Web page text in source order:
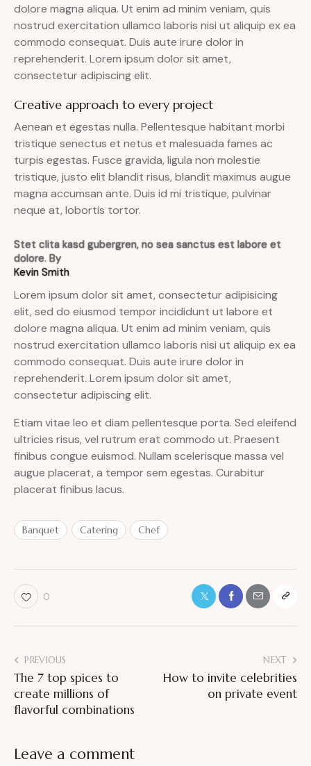
dolore magna aliqua. Ut enim ad minim veniam, quis
nostrud exercitation ullamco laboris nisi ut aliquip ex ea
commodo consequat. Duis aute irure dolor in
reprehenderit. Lorem ipsum dolor sit amet,
consectetur adipiscing elit.
Creative approach to every project
Aenean et egestas nulla. Pellentesque habitant morbi
tristique senectus et netus et malesuada fames ac
turpis egestas. Fusce gravida, ligula non molestie
tristique, justo elit blandit risus, blandit maximus augue
magna accumsan ante. Duis id mi tristique, pulvinar
neque at, lobortis tortor.
Stet clita kasd gubergren, no sea sanctus est labore et
dolore. By
Kevin Smith
Lorem ipsum dolor sit amet, consectetur adipisicing
elit, sed do eiusmod tempor incididunt ut labore et
dolore magna aliqua. Ut enim ad minim veniam, quis
nostrud exercitation ullamco laboris nisi ut aliquip ex ea
commodo consequat. Duis aute irure dolor in
reprehenderit. Lorem ipsum dolor sit amet,
consectetur adipiscing elit.
Etiam vitae leo et diam pellentesque porta. Sed eleifend
ultricies risus, vel rutrum erat commodo ut. Praesent
finibus congue euismod. Nullam scelerisque massa vel
augue placerat, a tempor sem egestas. Curabitur
placerat finibus lacus.
Banquet Catering Chef
0
PREVIOUS
The 7 top spices to
create millions of
flavorful combinations
NEXT
How to invite celebrities
on private event
Leave a comment